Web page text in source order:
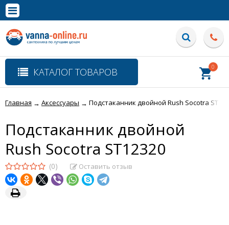
Полная версия сайта
КАТАЛОГ ТОВАРОВ 0
Главная → Аксессуары → Подстаканник двойной Rush Socotra
Подстаканник двойной
Rush Socotra ST12320
(0) Оставить отзыв